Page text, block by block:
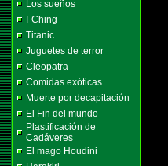
Los sueños
I-Ching
Titanic
Juguetes de terror
Cleopatra
Comidas exóticas
Muerte por decapitación
El Fin del mundo
Plastificación de
Cadáveres
El mago Houdini